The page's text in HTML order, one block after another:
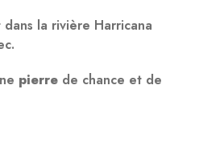
la rivière Harricana
pierre de chance et de